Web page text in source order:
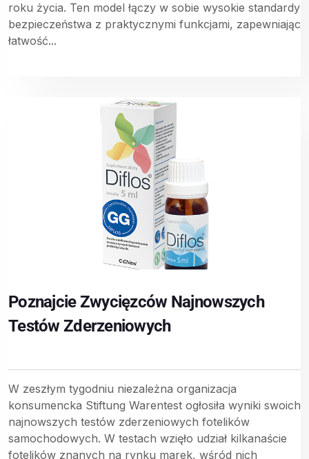
roku życia. Ten model łączy w sobie wysokie standardy
bezpieczeństwa z praktycznymi funkcjami, zapewniając
łatwość...
Poznajcie Zwycięzców Najnowszych
Testów Zderzeniowych
W zeszłym tygodniu niezależna organizacja
konsumencka Stiftung Warentest ogłosiła wyniki swoich
najnowszych testów zderzeniowych fotelików
samochodowych. W testach wzięło udział kilkanaście
fotelików znanych na rynku marek, wśród nich